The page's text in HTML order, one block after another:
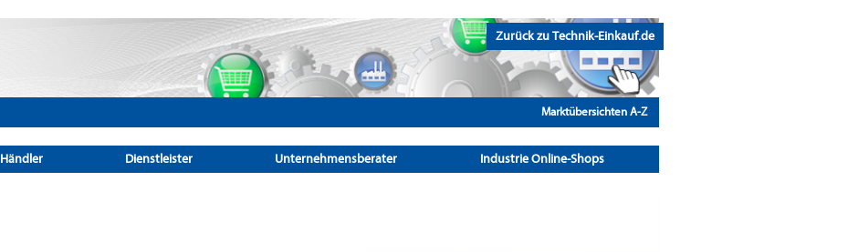
Zurück zu Technik-Einkauf.de
Marktübersichten A-Z
Händler Dienstleister Unternehmensberater Industrie Online-Shops